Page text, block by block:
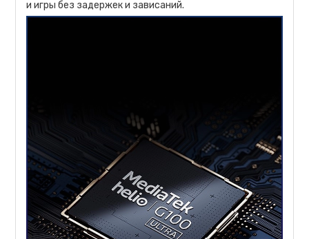
и игры без задержек и зависаний.